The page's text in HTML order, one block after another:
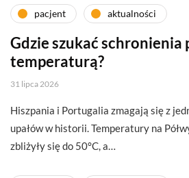
pacjent aktualności
Gdzie szukać schronienia
temperaturą?
31 lipca 2026
Hiszpania i Portugalia zmagają się z
upałów w historii. Temperatury na
zbliżyły się do 50°C, a…